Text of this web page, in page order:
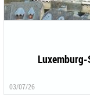
03/07/26